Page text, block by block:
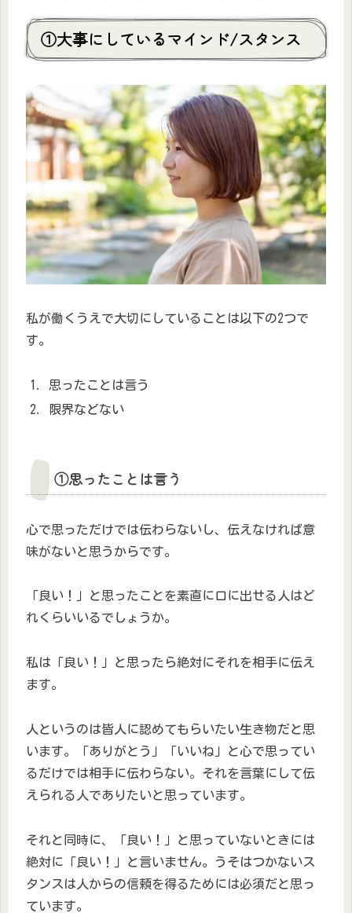
①大事にしているマインド/スタンス
私が働くうえで大切にしていることは以下の2つで
す。
思ったことは言う
限界などない
①思ったことは言う
心で思っただけでは伝わらないし、伝えなければ意
味がないと思うからです。
「良い！」と思ったことを素直に口に出せる人はど
れくらいいるでしょうか。
私は「良い！」と思ったら絶対にそれを相手に伝え
ます。
人というのは皆人に認めてもらいたい生き物だと思
います。「ありがとう」「いいね」と心で思ってい
るだけでは相手に伝わらない。それを言葉にして伝
えられる人でありたいと思っています。
それと同時に、「良い！」と思っていないときには
絶対に「良い！」と言いません。うそはつかないス
タンスは人からの信頼を得るためには必須だと思っ
ています。